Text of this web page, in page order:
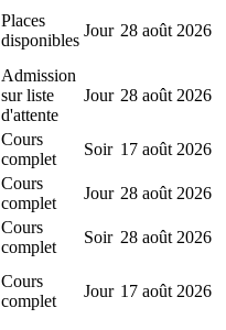
Places
disponibles
Jour 28 août 2026
Admission
sur liste
d'attente
Jour 28 août 2026
Cours
complet
Soir 17 août 2026
Cours
complet
Jour 28 août 2026
Cours
complet
Soir 28 août 2026
Cours
complet
Jour 17 août 2026